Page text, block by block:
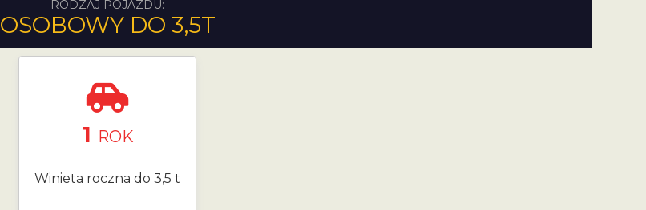
RODZAJ POJAZDU:
OSOBOWY DO 3,5T
1 ROK
Winieta roczna do 3,5 t